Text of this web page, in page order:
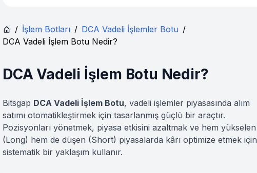
/ İşlem Botları / DCA Vadeli İşlemler Botu /
DCA Vadeli İşlem Botu Nedir?
DCA Vadeli İşlem Botu Nedir?
Bitsgap DCA Vadeli İşlem Botu, vadeli işlemler piyasasında alım
satımı otomatikleştirmek için tasarlanmış güçlü bir araçtır.
Pozisyonları yönetmek, piyasa etkisini azaltmak ve hem yükselen
(Long) hem de düşen (Short) piyasalarda kârı optimize etmek için
sistematik bir yaklaşım kullanır.